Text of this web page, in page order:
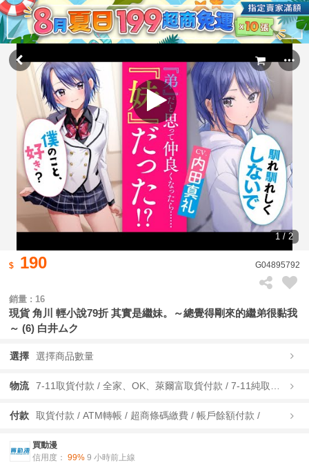
1 / 2
190 G04895792
銷量 : 16
現貨 角川 輕小說79折 其實是繼妹。～總覺得剛來的繼弟很黏我
～ (6) 白井ムク
選擇 選擇商品數量
物流
付款 取貨付款 / ATM轉帳 / 超商條碼繳費 / 帳戶餘額付款 /
買動漫
信用度： 99% 9 小時前上線